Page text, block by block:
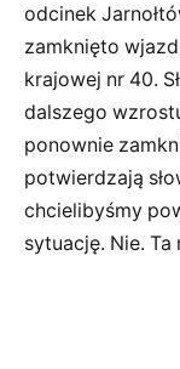
odcinek
zamknięto
krajowej nr 40.
dalszego
ponownie
potwierdzają
chcielibyśmy
sytuację. Nie. Ta